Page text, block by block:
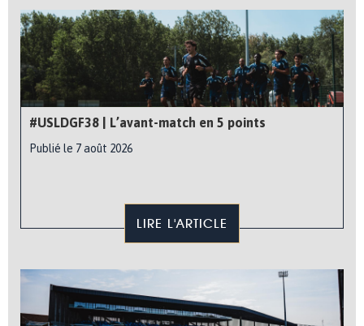
#USLDGF38 | L’avant-match en 5 points
Publié le 7 août 2026
LIRE L'ARTICLE